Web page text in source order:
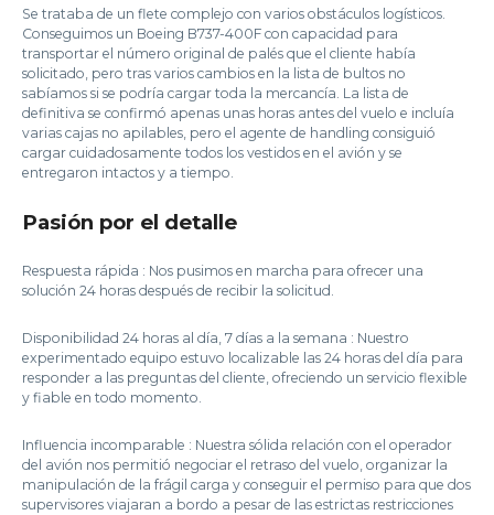
Se trataba de un flete complejo con varios obstáculos logísticos.
Conseguimos un Boeing B737-400F con capacidad para
transportar el número original de palés que el cliente había
solicitado, pero tras varios cambios en la lista de bultos no
sabíamos si se podría cargar toda la mercancía. La lista de
definitiva se confirmó apenas unas horas antes del vuelo e incluía
varias cajas no apilables, pero el agente de handling consiguió
cargar cuidadosamente todos los vestidos en el avión y se
entregaron intactos y a tiempo.
Pasión por el detalle
Respuesta rápida : Nos pusimos en marcha para ofrecer una
solución 24 horas después de recibir la solicitud.
Disponibilidad 24 horas al día, 7 días a la semana : Nuestro
experimentado equipo estuvo localizable las 24 horas del día para
responder a las preguntas del cliente, ofreciendo un servicio flexible
y fiable en todo momento.
Influencia incomparable : Nuestra sólida relación con el operador
del avión nos permitió negociar el retraso del vuelo, organizar la
manipulación de la frágil carga y conseguir el permiso para que dos
supervisores viajaran a bordo a pesar de las estrictas restricciones